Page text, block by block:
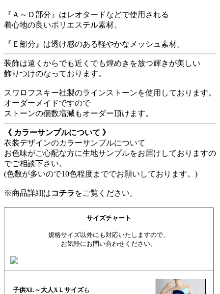
『Ａ～Ｄ部分』はレオタードなどで使用される
着心地の良いポリエステル素材。
『Ｅ部分』は透け感のある軽やかなメッシュ素材。
装飾は遠くからでも近くでも煌めきを放つ輝きが美しい
飾りつけのなっております。
スワロフスキー社製のラインストーンを使用しております。
オーダーメイドですので
ストーンの個数増減もオーダー頂けます。
《 カラーサンプルについて 》
衣装デザインのカラーサンプルについて
お色味がご心配な方に生地サンプルをお届けしておりますの
でご相談下さい。
(色数が多いので10色程度まででお願いしております。)
※商品詳細はコチラ をご覧ください。
サイズチャート
規格サイズ以外にも対応いたしますので、
お気軽にお問い合わせください。
子供XL～大人XＬサイズも